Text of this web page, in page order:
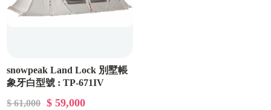
snowpeak Land Lock 別墅帳
象牙白型號 : TP-671IV
$ 61,000
$ 59,000